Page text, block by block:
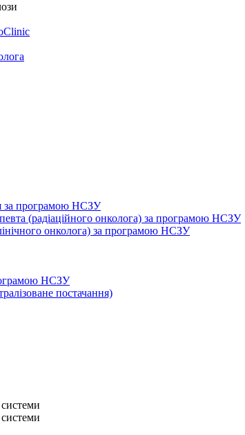
за програмою НСЗУ
(радіаційного онколога) за програмою НСЗУ
онколога) за програмою НСЗУ
НСЗУ
постачання)